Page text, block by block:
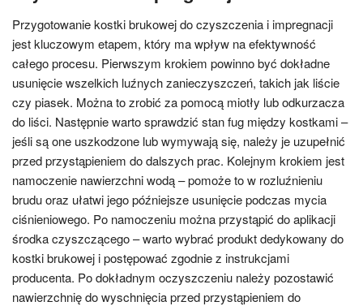
Przygotowanie kostki brukowej do czyszczenia i impregnacji
jest kluczowym etapem, który ma wpływ na efektywność
całego procesu. Pierwszym krokiem powinno być dokładne
usunięcie wszelkich luźnych zanieczyszczeń, takich jak liście
czy piasek. Można to zrobić za pomocą miotły lub odkurzacza
do liści. Następnie warto sprawdzić stan fug między kostkami –
jeśli są one uszkodzone lub wymywają się, należy je uzupełnić
przed przystąpieniem do dalszych prac. Kolejnym krokiem jest
namoczenie nawierzchni wodą – pomoże to w rozluźnieniu
brudu oraz ułatwi jego późniejsze usunięcie podczas mycia
ciśnieniowego. Po namoczeniu można przystąpić do aplikacji
środka czyszczącego – warto wybrać produkt dedykowany do
kostki brukowej i postępować zgodnie z instrukcjami
producenta. Po dokładnym oczyszczeniu należy pozostawić
nawierzchnię do wyschnięcia przed przystąpieniem do